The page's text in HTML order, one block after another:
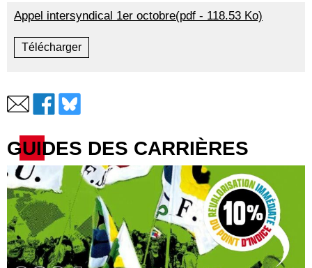
Appel intersyndical 1er octobre(pdf - 118.53 Ko)
Télécharger
GUIDES DES CARRIÈRES